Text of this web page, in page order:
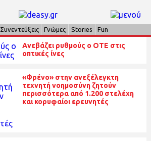
Συνεντεύξεις Γνώμες Stories Fun
Ανεβάζει ρυθμούς ο ΟΤΕ στις
οπτικές ίνες
«Φρένο» στην ανεξέλεγκτη
τεχνητή νοημοσύνη ζητούν
περισσότερα από 1.200 στελέχη
και κορυφαίοι ερευνητές